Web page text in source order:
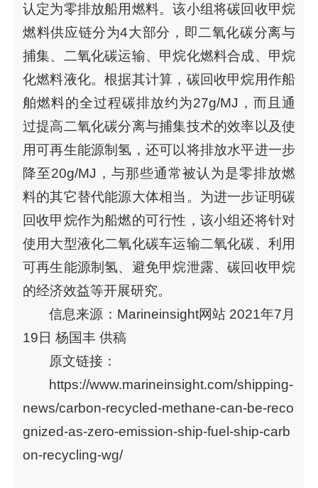
认定为零排放船用燃料。该小组将碳回收甲烷
燃料供应链分为4大部分，即二氧化碳分离与
捕集、二氧化碳运输、甲烷化燃料合成、甲烷
化燃料液化。根据其计算，碳回收甲烷用作船
舶燃料的全过程碳排放约为27g/MJ，而且通
过提高二氧化碳分离与捕集技术的效率以及使
用可再生能源制氢，还可以将排放水平进一步
降至20g/MJ，与那些通常被认为是零排放燃
料的其它替代能源大体相当。为进一步证明碳
回收甲烷作为船燃的可行性，该小组还将针对
使用大型液化二氧化碳车运输二氧化碳、利用
可再生能源制氢、避免甲烷泄露、碳回收甲烷
的经济效益等开展研究。
信息来源：Marineinsight网站 2021年7月
19日 杨国丰 供稿
原文链接：
https://www.marineinsight.com/shipping-
news/carbon-recycled-methane-can-be-reco
gnized-as-zero-emission-ship-fuel-ship-carb
on-recycling-wg/